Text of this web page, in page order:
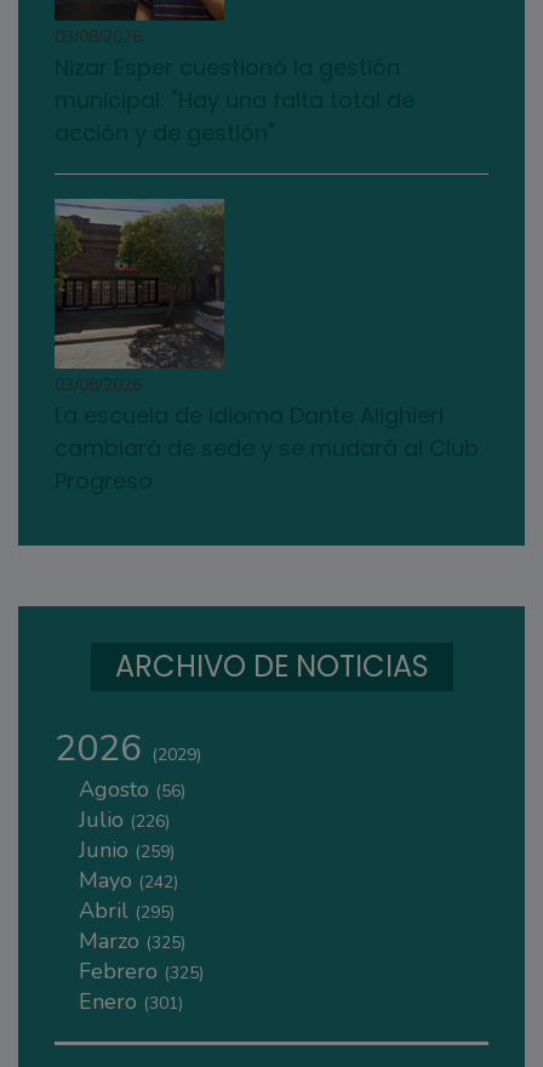
03/08/2026
03/08/2026
ARCHIVO DE NOTICIAS
2026 (2029)
Agosto (56)
Julio (226)
Junio (259)
Mayo (242)
Abril (295)
Marzo (325)
Febrero (325)
Enero (301)